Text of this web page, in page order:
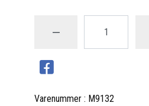
Varenummer : M9132